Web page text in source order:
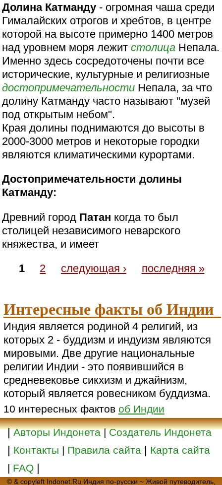
Долина Катманду - огромная чаша среди
Гималайских отрогов и хребтов, в центре
которой на высоте примерно 1400 метров
над уровнем моря лежитстолица Непала.
Именно здесь сосредоточены почти все
исторические, культурные и религиозные
достопримечательности Непала, за что
долину Катманду часто называют "музей
под открытым небом".
Края долины поднимаются до высоты в
2000-3000 метров и некоторые городки
являются климатическими курортами.
Достопримечательности долины
Катманду:
Древний город Патан когда то был
столицей независимого неварского
княжества, и имеет
1
2 следующая › последняя »
Интересные факты об Индии
Индия является родиной 4 религий, из
которых 2 - буддизм и индуизм являются
мировыми. Две другие национальные
религии Индии - это появившийся в
средневековье сикхизм и джайнизм,
который является ровесником буддизма.
10 интересных фактов об Индии
|Авторы Индонета|Создатель Индонета
Контакты Правила сайта
Карта сайта
FAQ
© & copyleft Indonet.Ru Индия по-русски ~ Живой путеводитель,